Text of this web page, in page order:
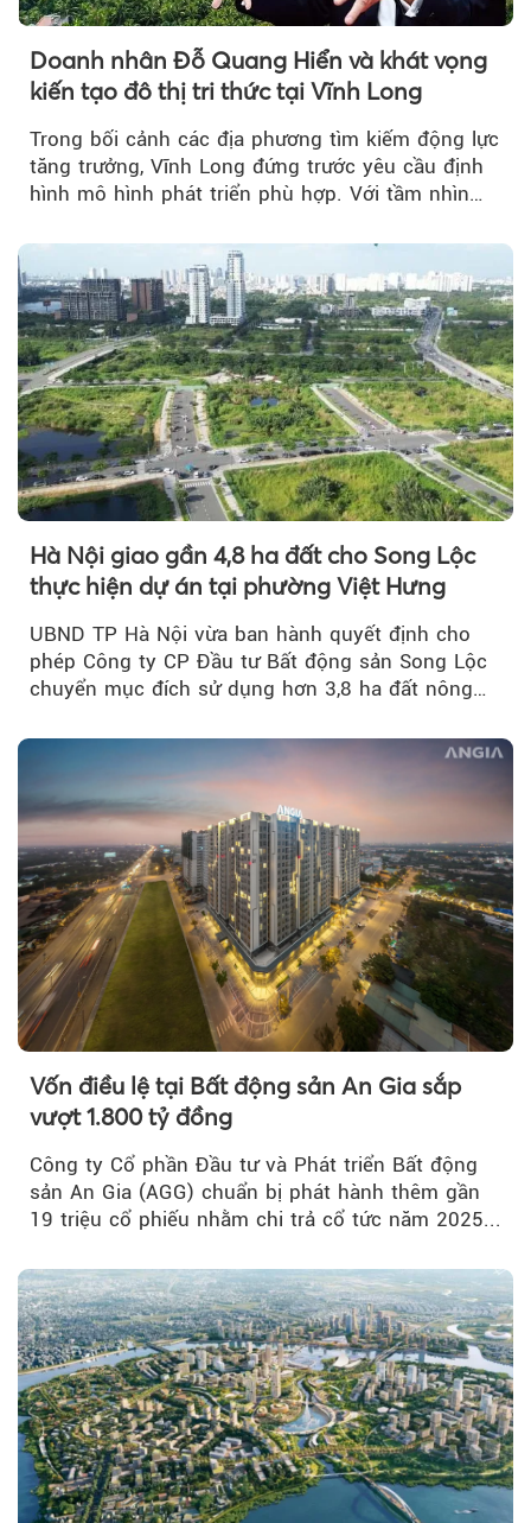
Doanh nhân Đỗ Quang Hiển và khát vọng
kiến tạo đô thị tri thức tại Vĩnh Long
Trong bối cảnh các địa phương tìm kiếm động lực
tăng trưởng, Vĩnh Long đứng trước yêu cầu định
hình mô hình phát triển phù hợp. Với tầm nhìn
Hà Nội giao gần 4,8 ha đất cho Song Lộc
thực hiện dự án tại phường Việt Hưng
UBND TP Hà Nội vừa ban hành quyết định cho
phép Công ty CP Đầu tư Bất động sản Song Lộc
chuyển mục đích sử dụng hơn 3,8 ha đất nông
Vốn điều lệ tại Bất động sản An Gia sắp
vượt 1.800 tỷ đồng
Công ty Cổ phần Đầu tư và Phát triển Bất động
sản An Gia (AGG) chuẩn bị phát hành thêm gần
19 triệu cổ phiếu nhằm chi trả cổ tức năm 2025...